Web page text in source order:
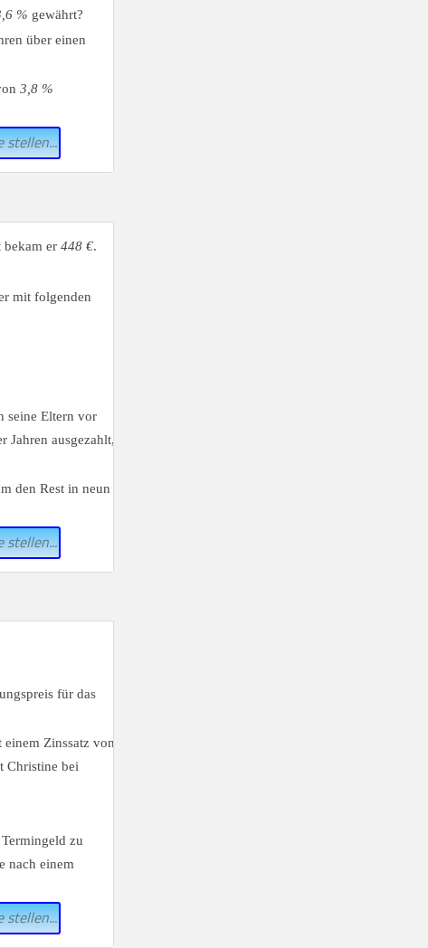
% gewährt?
über einen
3,8 %
stellen...
bekam er 448 €.
mit folgenden
seine Eltern vor
Jahren ausgezahlt,
den Rest in neun
stellen...
für das
einem Zinssatz von
Christine bei
zu
nach einem
stellen...